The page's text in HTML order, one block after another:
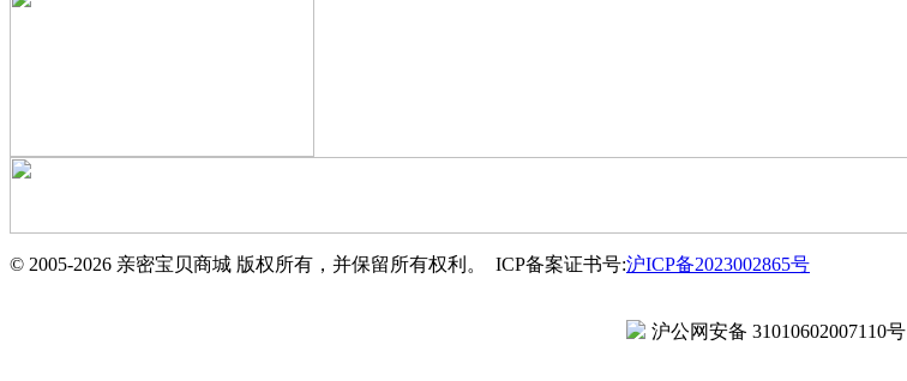
© 2005-2026 亲密宝贝商城 版权所有，并保留所有权利。 ICP备案证书号:沪ICP备2023002865号
沪公网安备 31010602007110号